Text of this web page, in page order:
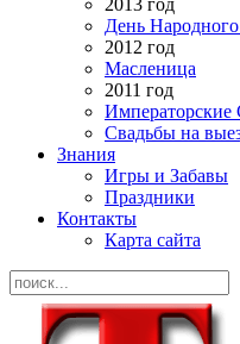
День
2012 год
Масленица
2011 год
Императорские
Свадьбы на
Знания
Игры и Забавы
Праздники
Контакты
Карта сайта